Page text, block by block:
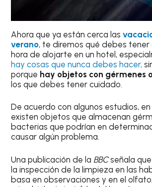
Ahora que ya están cerca las
verano, te diremos qué debes tener
hora de alojarte en un hotel,
hay cosas que nunca debes hacer,
porque hay objetos con gérmenes
los que debes tener cuidado.
De acuerdo con algunos estudios,
existen objetos que almacenan
bacterias que podrían en
causar algún problema.
Una publicación de la BBCseñala
la inspección de la limpieza en las
basa en observaciones y en el